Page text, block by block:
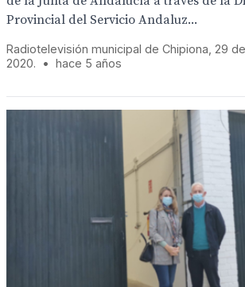
Provincial del Servicio Andaluz...
Radiotelevisión municipal de Chipiona, 29
2020.
• hace 5 años